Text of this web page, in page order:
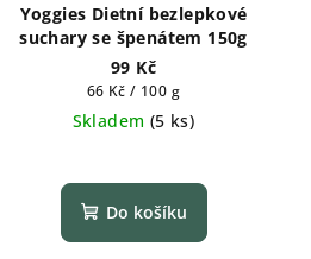
Yoggies Dietní bezlepkové
suchary se špenátem 150g
99 Kč
Měrná
cena:
66 Kč / 100 g
Skladem (5 ks)
Do košíku